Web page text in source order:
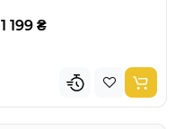
1 199 ₴